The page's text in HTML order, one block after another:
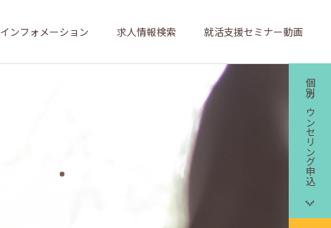
インフォメーション 求人情報検索 就活支援セミナー動画
個別カウンセリング申込